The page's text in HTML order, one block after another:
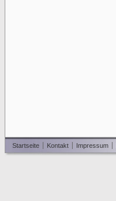
Startseite Kontakt Impressum